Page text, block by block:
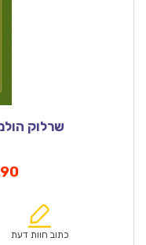
שרלוק
₪86.00.
המחיר
הוא:
כתוב חוות דעת